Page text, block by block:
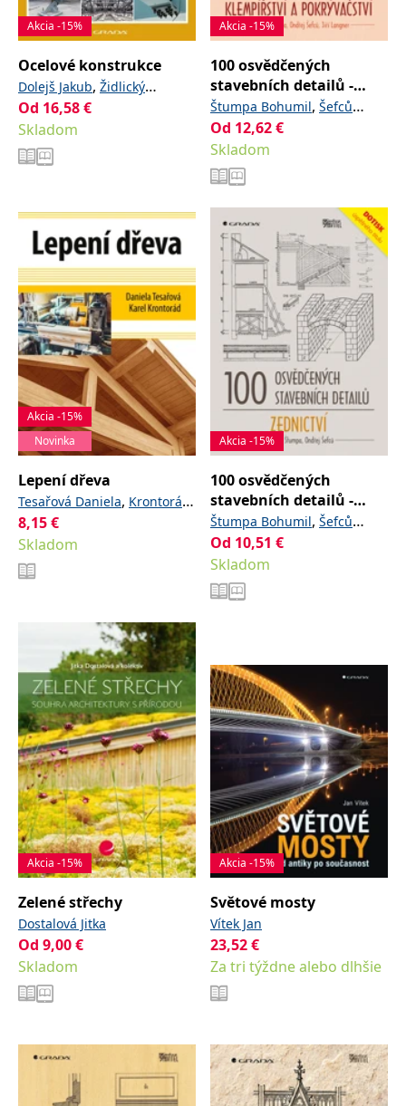
Akcia -15%
Ocelové konstrukce
Dolejš Jakub, Židlický
Břetislav,Gregor Dalibor
Od 16,58€
Skladom
Akcia -15%
100 osvědčených
stavebních detailů -
klempířství a
pokrývačství
Štumpa Bohumil, Šefců
Ondřej,Langner Jiří
Od 12,62€
Skladom
Akcia -15%
Novinka
Lepení dřeva
Tesařová Daniela, Krontorád
Karel
8,15€
Skladom
Akcia -15%
100 osvědčených
stavebních detailů -
zednictví
Štumpa Bohumil, Šefců
Ondřej
Od 10,51 €
Skladom
Akcia -15%
Zelené střechy
Dostalová Jitka
Od 9,00€
Skladom
Akcia -15%
Světové mosty
Vítek Jan
23,52€
Za tri týždne alebo dlhšie